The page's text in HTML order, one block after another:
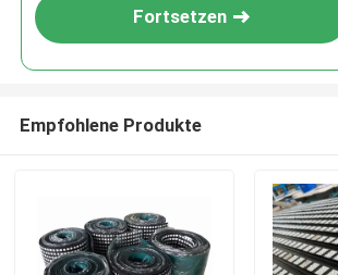
Fortsetzen
Empfohlene Produkte